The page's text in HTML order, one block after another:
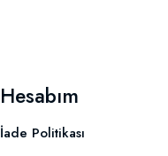
Hesabım
İade Politikası